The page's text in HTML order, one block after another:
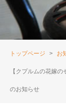
トップページ お
【クプルムの花嫁
のお知らせ